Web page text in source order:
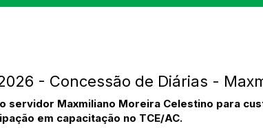
- Concessão de Diárias -
servidor Maxmiliano Moreira Celestino para
em capacitação no TCE/AC.